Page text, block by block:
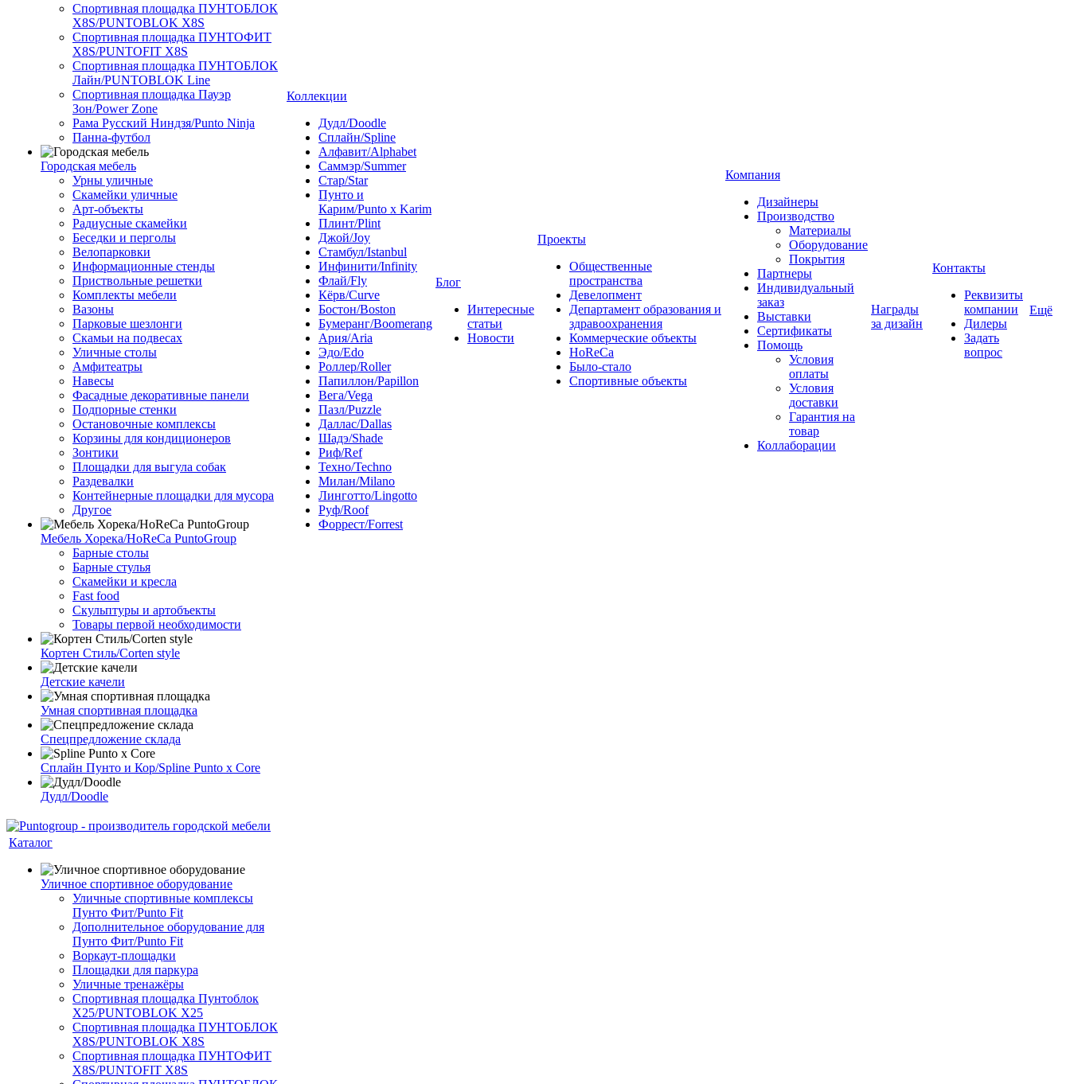
Спортивная площадка ПУНТОБЛОК
X8S/PUNTOBLOK X8S
Спортивная площадка ПУНТОФИТ
X8S/PUNTOFIT X8S
Спортивная площадка ПУНТОБЛОК
Лайн/PUNTOBLOK Line
Спортивная площадка Пауэр
Зон/Power Zone
Рама Русский Ниндзя/Punto Ninja
Панна-футбол
Городская мебель
Урны уличные
Скамейки уличные
Арт-объекты
Радиусные скамейки
Беседки и перголы
Велопарковки
Информационные стенды
Приствольные решетки
Комплекты мебели
Вазоны
Парковые шезлонги
Скамьи на подвесах
Уличные столы
Амфитеатры
Навесы
Фасадные декоративные панели
Подпорные стенки
Остановочные комплексы
Корзины для кондиционеров
Зонтики
Площадки для выгула собак
Раздевалки
Контейнерные площадки для мусора
Другое
Мебель Хорека/HoReCa PuntoGroup
Барные столы
Барные стулья
Скамейки и кресла
Fast food
Скульптуры и артобъекты
Товары первой необходимости
Кортен Стиль/Corten style
Детские качели
Умная спортивная площадка
Спецпредложение склада
Сплайн Пунто и Кор/Spline Punto x Core
Дудл/Doodle
Коллекции
Дудл/Doodle
Сплайн/Spline
Алфавит/Alphabet
Саммэр/Summer
Стар/Star
Пунто и
Карим/Punto x Karim
Плинт/Plint
Джой/Joy
Стамбул/Istanbul
Инфинити/Infinity
Флай/Fly
Кёрв/Curve
Бостон/Boston
Бумеранг/Boomerang
Ария/Aria
Эдо/Edo
Роллер/Roller
Папиллон/Papillon
Вега/Vega
Пазл/Puzzle
Даллас/Dallas
Шадэ/Shade
Риф/Ref
Техно/Techno
Милан/Milano
Линготто/Lingotto
Руф/Roof
Форрест/Forrest
Блог
Интересные
статьи
Новости
Проекты
Общественные
пространства
Девелопмент
Департамент образования и
здравоохранения
Коммерческие объекты
HoReCa
Было-стало
Спортивные объекты
Компания
Дизайнеры
Производство
Материалы
Оборудование
Покрытия
Партнеры
Индивидуальный
заказ
Выставки
Сертификаты
Помощь
Условия
оплаты
Условия
доставки
Гарантия на
товар
Коллаборации
Награды
за дизайн
Контакты
Реквизиты
компании
Дилеры
Задать
вопрос
Ещё
Каталог
Уличное спортивное оборудование
Уличные спортивные комплексы
Пунто Фит/Punto Fit
Дополнительное оборудование для
Пунто Фит/Punto Fit
Воркаут-площадки
Площадки для паркура
Уличные тренажёры
Спортивная площадка Пунтоблок
Х25/PUNTOBLOK X25
Спортивная площадка ПУНТОБЛОК
X8S/PUNTOBLOK X8S
Спортивная площадка ПУНТОФИТ
X8S/PUNTOFIT X8S